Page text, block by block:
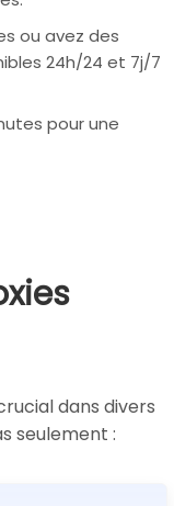
ou avez des
24h/24 et 7j/7
pour une
dans divers
seulement :